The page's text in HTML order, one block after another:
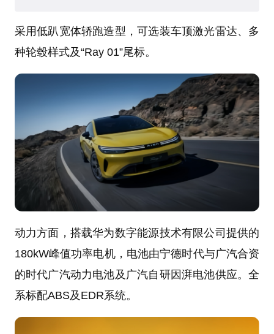
采用低趴宽体轿跑造型，可选装车顶激光雷达、多
种轮毂样式及“Ray 01”尾标。
动力方面，搭载华为数字能源技术有限公司提供的
180kW峰值功率电机，电池由宁德时代与广汽合资
的时代广汽动力电池及广汽自研因湃电池供应。全
系标配ABS及EDR系统。